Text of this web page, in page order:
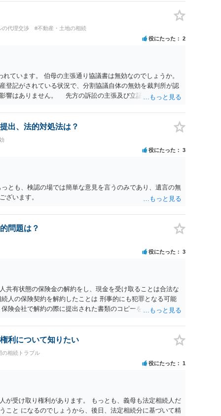
の代理交渉
#不動産・土地の相続
役にたった
2
ています。 伯母の主張通り協議書は無効なのでしょうか。
記がされている状況で、分割協議自体の無効を裁判所が認
響はありません。 先方の訴訟の主張及び立証次第ですが、
ていること ・御祖母様の意に反する遺産分割協議を行う実
らすると、実際に遺産分割協議の効力が否定される可能性は
出、法的対処法は？
役にたった
3
とも、検認の場では簡単な意見を言うのみであり、遺言の無
ざいます。
問題は？
役にたった 3
共有状態の保険金の解約をし、現金を受け取ることは合法な
人の保険契約を解約したことは 刑事的にも犯罪となる可能
険会社で解約の際に提出された書類のコピーを取得して、弁
利について知りたい
の相続トラブル
役にたった
1
が受け取り権利があります。 もっとも、義母も法定相続人だ
こと になるのでしょうから、後日、法定相続分に基づいて精